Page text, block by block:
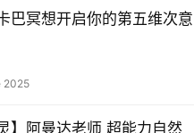
巴冥想开启你的第五维次意
2025
】阿曼达老师 超能力自然